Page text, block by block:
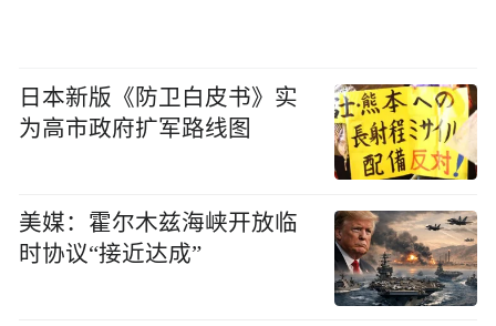
日本新版《防卫白皮书》实
为高市政府扩军路线图
美媒：霍尔木兹海峡开放临
时协议“接近达成”